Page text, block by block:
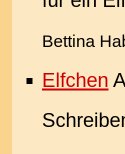
Bettina
Elfchen